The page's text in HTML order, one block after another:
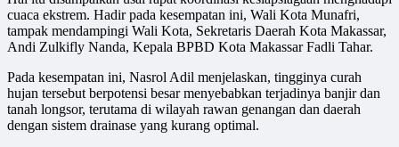
cuaca ekstrem. Hadir pada kesempatan ini, Wali Kota Munafri,
tampak mendampingi Wali Kota, Sekretaris Daerah Kota Makassar,
Andi Zulkifly Nanda, Kepala BPBD Kota Makassar Fadli Tahar.
Pada kesempatan ini, Nasrol Adil menjelaskan, tingginya curah
hujan tersebut berpotensi besar menyebabkan terjadinya banjir dan
tanah longsor, terutama di wilayah rawan genangan dan daerah
dengan sistem drainase yang kurang optimal.